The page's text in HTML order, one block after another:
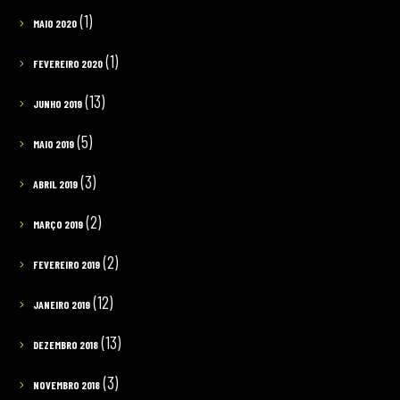
MAIO 2020(1)
FEVEREIRO 2020(1)
JUNHO 2019(13)
MAIO 2019(5)
ABRIL 2019(3)
MARÇO 2019(2)
FEVEREIRO 2019(2)
JANEIRO 2019(12)
DEZEMBRO 2018(13)
NOVEMBRO 2018(3)